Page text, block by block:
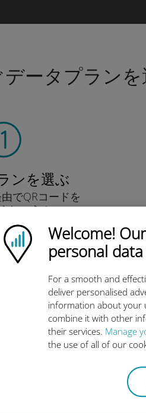
Ubigi logo
Welcome!
personal
For a smooth and
deliver personalised
information about your
combine it with other
their services. Manage
the use of all of our
ータプラン
ンを選ぶ
でQRコードを
しょう！
い！
Ubigi